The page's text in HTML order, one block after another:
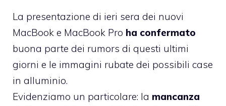
La presentazione di ieri sera dei nuovi
MacBook e MacBook Pro ha confermato
buona parte dei rumors di questi ultimi
giorni e le immagini rubate dei possibili case
in alluminio.
Evidenziamo un particolare: la mancanza